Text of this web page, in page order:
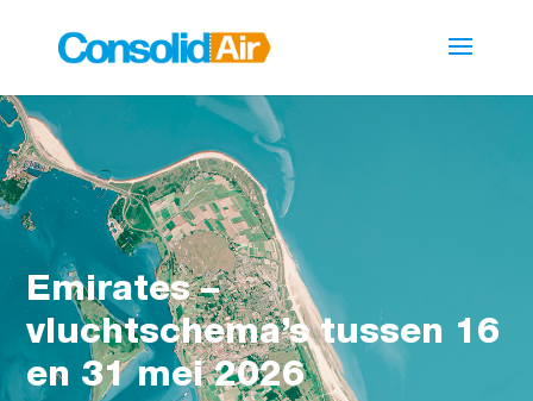
Emirates –
vluchtschema’s tussen 16
en 31 mei 2026